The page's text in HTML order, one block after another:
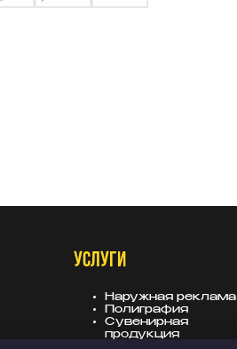
УСЛУГИ
Наружная реклама
Полиграфия
Сувенирная
продукция